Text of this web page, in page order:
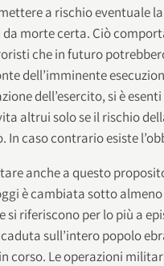
a rischio eventuale
morte certa. Ciò
che in futuro
dell’imminente
dell’esercito, si è
altrui solo se il rischio
In caso contrario esiste
anche a questo
è cambiata sotto
si riferiscono per lo più a
sull’intero popolo
corso. Le operazioni